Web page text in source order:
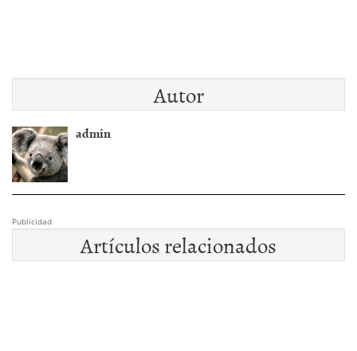
Autor
admin
Publicidad
Artículos relacionados